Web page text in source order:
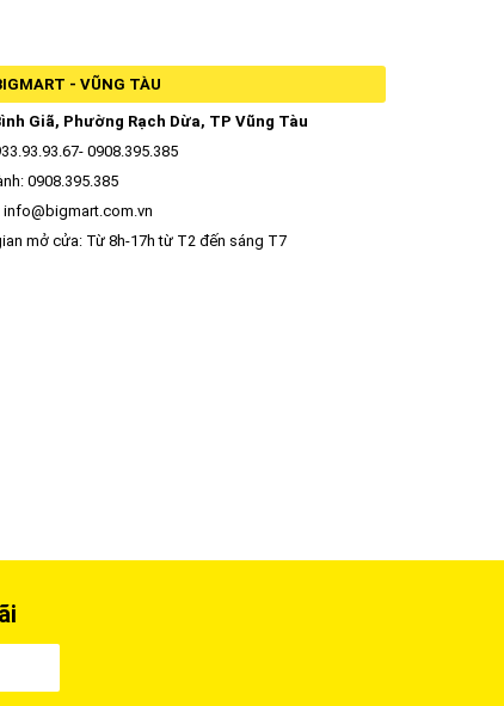
- VŨNG TÀU
Giã, Phường Rạch Dừa, TP Vũng Tàu
0908.395.385
0908.395.385
info@bigmart.com.vn
mở cửa: Từ 8h-17h từ T2 đến sáng T7